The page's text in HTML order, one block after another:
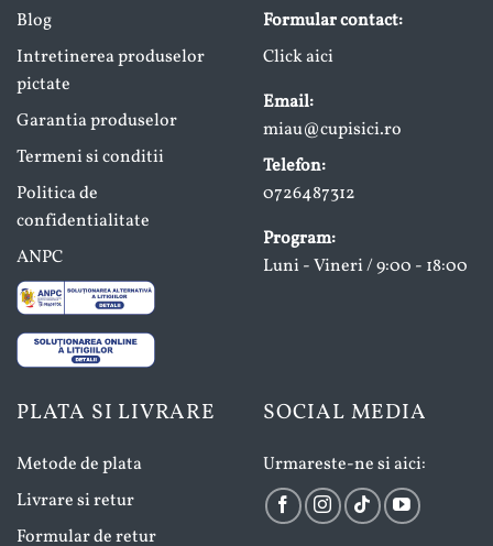
Blog
Intretinerea produselor
pictate
Garantia produselor
Termeni si conditii
Politica de
confidentialitate
ANPC
Formular contact:
Click aici
Email:
miau@cupisici.ro
Telefon:
0726487312
Program:
Luni - Vineri / 9:00 - 18:00
PLATA SI LIVRARE
Metode de plata
Livrare si retur
Formular de retur
SOCIAL MEDIA
Urmareste-ne si aici: